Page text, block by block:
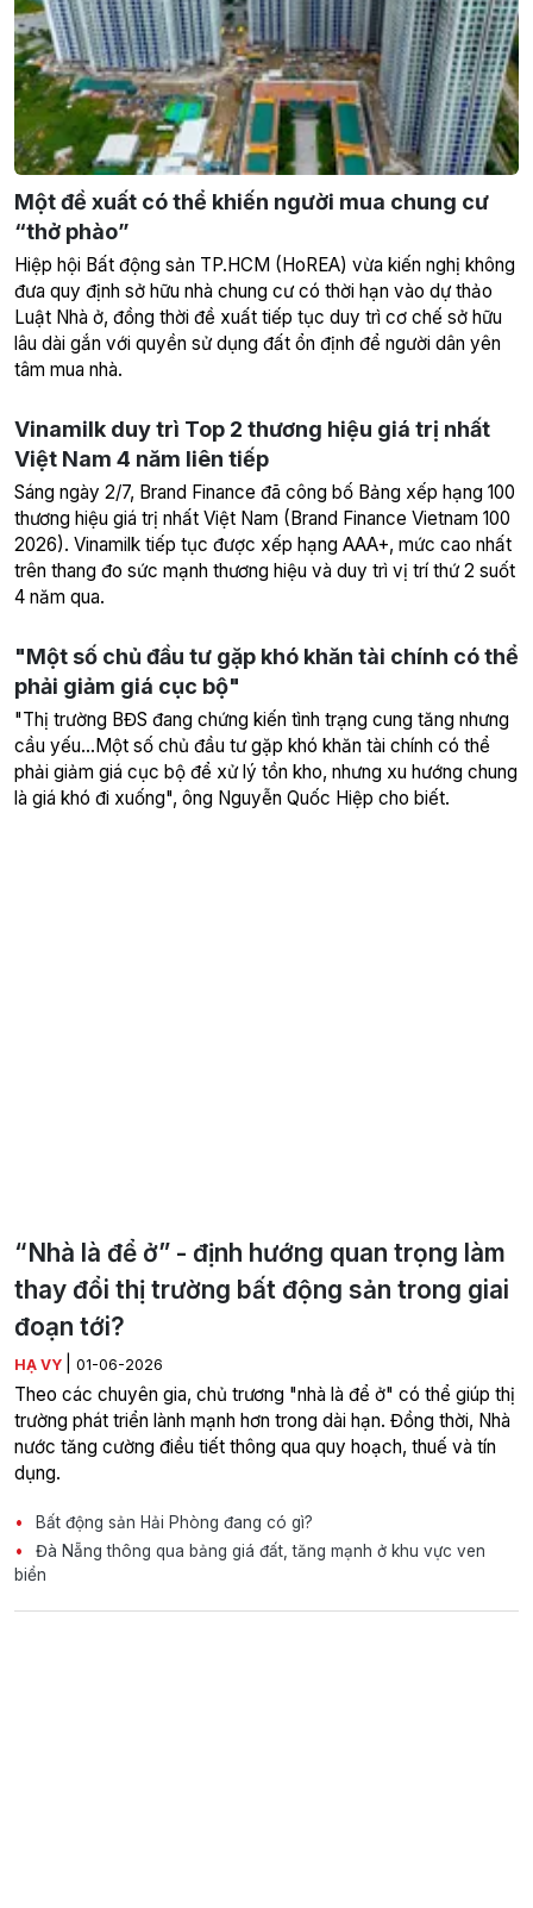
Một đề xuất có thể khiến người mua chung cư
“thở phào”
Hiệp hội Bất động sản TP.HCM (HoREA) vừa kiến nghị không
đưa quy định sở hữu nhà chung cư có thời hạn vào dự thảo
Luật Nhà ở, đồng thời đề xuất tiếp tục duy trì cơ chế sở hữu
lâu dài gắn với quyền sử dụng đất ổn định để người dân yên
tâm mua nhà.
Vinamilk duy trì Top 2 thương hiệu giá trị nhất
Việt Nam 4 năm liên tiếp
Sáng ngày 2/7, Brand Finance đã công bố Bảng xếp hạng 100
thương hiệu giá trị nhất Việt Nam (Brand Finance Vietnam 100
2026). Vinamilk tiếp tục được xếp hạng AAA+, mức cao nhất
trên thang đo sức mạnh thương hiệu và duy trì vị trí thứ 2 suốt
4 năm qua.
"Một số chủ đầu tư gặp khó khăn tài chính có thể
phải giảm giá cục bộ"
"Thị trường BĐS đang chứng kiến tình trạng cung tăng nhưng
cầu yếu...Một số chủ đầu tư gặp khó khăn tài chính có thể
phải giảm giá cục bộ để xử lý tồn kho, nhưng xu hướng chung
là giá khó đi xuống", ông Nguyễn Quốc Hiệp cho biết.
“Nhà là để ở” - định hướng quan trọng làm
thay đổi thị trường bất động sản trong giai
đoạn tới?
HẠ VY 01-06-2026
Theo các chuyên gia, chủ trương "nhà là để ở" có thể giúp thị
trường phát triển lành mạnh hơn trong dài hạn. Đồng thời, Nhà
nước tăng cường điều tiết thông qua quy hoạch, thuế và tín
dụng.
Bất động sản Hải Phòng đang có gì?
Đà Nẵng thông qua bảng giá đất, tăng mạnh ở khu vực ven
biển